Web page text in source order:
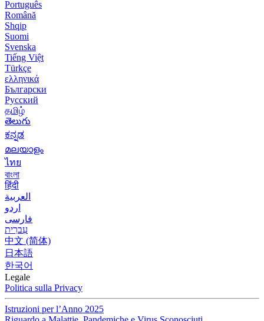
Português
Română
Shqip
Suomi
Svenska
Tiếng Việt
Türkçe
ελληνικά
Български
Русский
தமிழ்
తెలుగు
ಕನ್ನಡ
മലയാളം
ไทย
বাংলা
हिंदी
العربية
اردو
فارسی
עִברִית
中文 (简体)
日本語
한국어
Legale
Politica sulla Privacy
Istruzioni per l’Anno 2025